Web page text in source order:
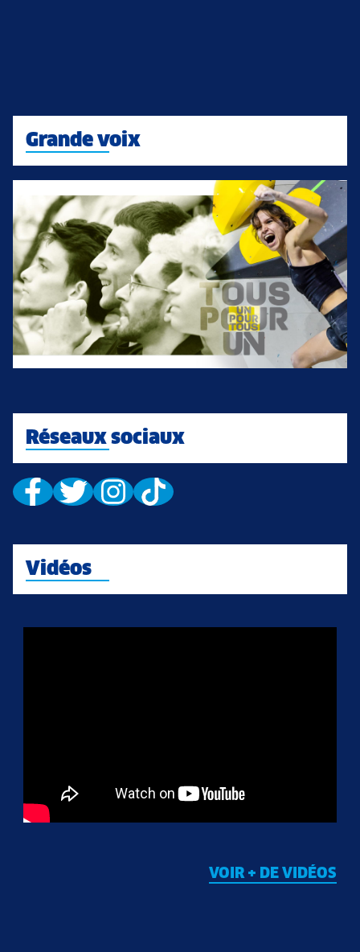
Grande voix
Réseaux sociaux
Vidéos
VOIR + DE VIDÉOS